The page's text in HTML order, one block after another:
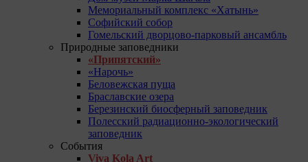
Мемориальный комплекс «Хатынь»
Софийский собор
Гомельский дворцово-парковый ансамбль
Природные заповедники
«Припятский»
«Нарочь»
Беловежская пуща
Браславские озера
Березинский биосферный заповедник
Полесский радиационно-экологический
заповедник
События
Viva Kola Art